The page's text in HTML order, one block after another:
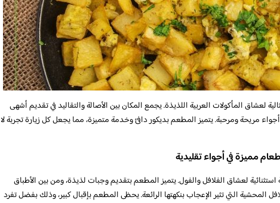
المأكولات العربية اللذيذة. يجمع المكان بين الأصالة والتقاليد في تقديم أشهى
مريحة ومرحبة. يتميز المطعم بديكور دافئ وخدمة متميزة، مما يجعل كل زيارة تجربة لا
مميزة في أجواء تقليدية
لعشاق الفلافل والفول. يتميز المطعم بتقديم وجبات لذيذة، ومن بين الأطباق
المحشية التي تثير الإعجاب بنكهتها الرائعة. يحظى المطعم بإقبال كبير، وذلك بفضل تفرد